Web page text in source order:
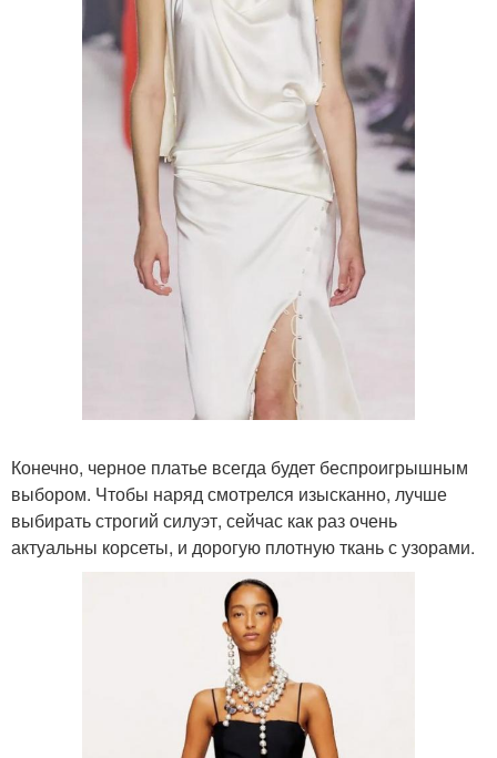
Конечно, черное платье всегда будет беспроигрышным
выбором. Чтобы наряд смотрелся изысканно, лучше
выбирать строгий силуэт, сейчас как раз очень
актуальны корсеты, и дорогую плотную ткань с узорами.